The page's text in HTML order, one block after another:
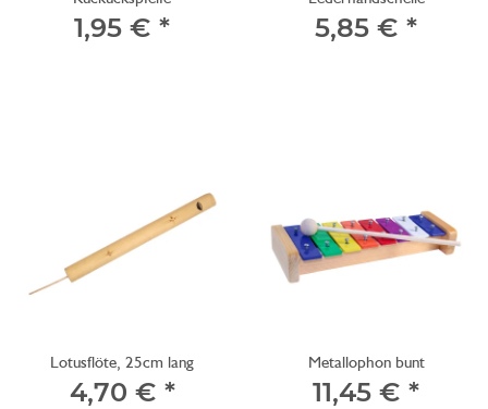
1,95 € * 5,85 € *
Lotusflöte, 25cm lang
4,70 € *
Metallophon bunt
11,45 € *